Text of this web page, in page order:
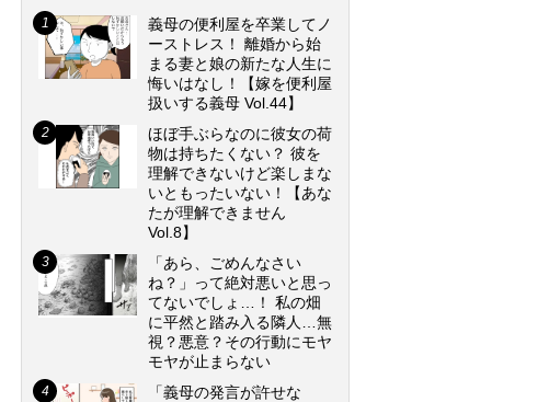
義母の便利屋を卒業してノ
ーストレス！ 離婚から始
まる妻と娘の新たな人生に
悔いはなし！【嫁を便利屋
扱いする義母 Vol.44】
ほぼ手ぶらなのに彼女の荷
物は持ちたくない？ 彼を
理解できないけど楽しまな
いともったいない！【あな
たが理解できません
Vol.8】
「あら、ごめんなさい
ね？」って絶対悪いと思っ
てないでしょ…！ 私の畑
に平然と踏み入る隣人…無
視？悪意？その行動にモヤ
モヤが止まらない
「義母の発言が許せな